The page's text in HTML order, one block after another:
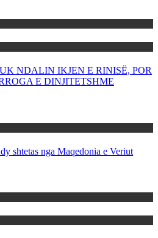
NDALIN IKJEN E RINISË, POR
E DINJITETSHME
shtetas nga Maqedonia e Veriut